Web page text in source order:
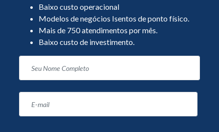
Baixo custo operacional
Modelos de negócios Isentos de ponto físico.
Mais de 750 atendimentos por mês.
Baixo custo de investimento.